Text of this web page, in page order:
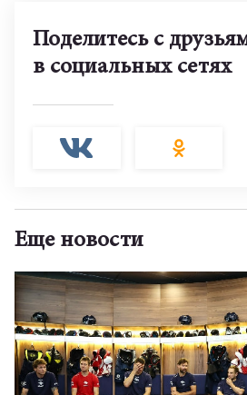
Поделитесь с
в социальных сетях
Еще новости